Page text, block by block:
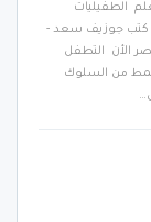
الطفيليات
كتب جوزيف سعد -
الأن التطفل
من السلوك